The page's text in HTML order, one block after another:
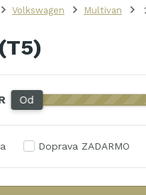
Volkswagen Multivan
Od
Doprava ZADARMO